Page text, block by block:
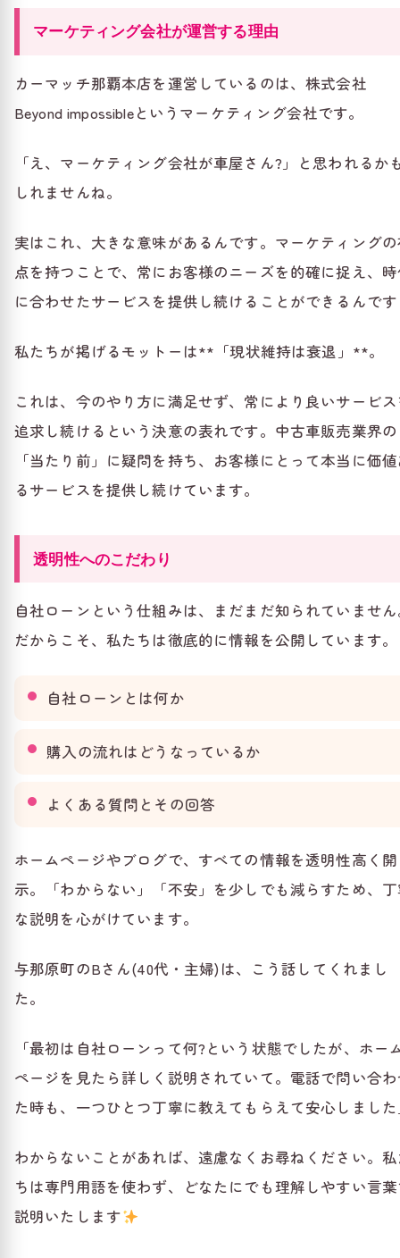
マーケティング会社が運営する理由
カーマッチ那覇本店を運営しているのは、株式会社
Beyond impossibleというマーケティング会社です。
「え、マーケティング会社が車屋さん?」と思われるか
しれませんね。
実はこれ、大きな意味があるんです。マーケティング
点を持つことで、常にお客様のニーズを的確に捉え、
に合わせたサービスを提供し続けることができるんです
私たちが掲げるモットーは**「現状維持は衰退」**。
これは、今のやり方に満足せず、常により良いサービ
追求し続けるという決意の表れです。中古車販売業界の
「当たり前」に疑問を持ち、お客様にとって本当に価
るサービスを提供し続けています。
透明性へのこだわり
自社ローンという仕組みは、まだまだ知られていませ
だからこそ、私たちは徹底的に情報を公開しています。
自社ローンとは何か
購入の流れはどうなっているか
よくある質問とその回答
ホームページやブログで、すべての情報を透明性高く開
示。「わからない」「不安」を少しでも減らすため、
な説明を心がけています。
与那原町のBさん(40代・主婦)は、こう話してくれまし
た。
「最初は自社ローンって何?という状態でしたが、ホー
ページを見たら詳しく説明されていて。電話で問い合
た時も、一つひとつ丁寧に教えてもらえて安心しまし
わからないことがあれば、遠慮なくお尋ねください。
ちは専門用語を使わず、どなたにでも理解しやすい言
説明いたします